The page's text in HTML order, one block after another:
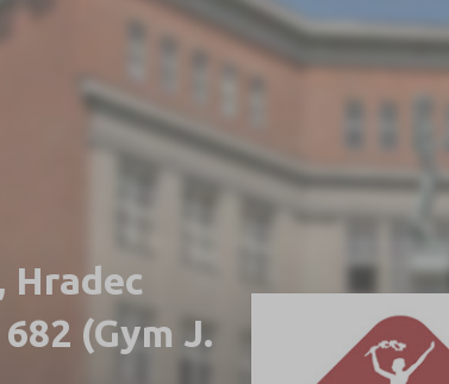
Hradec
(Gym J.